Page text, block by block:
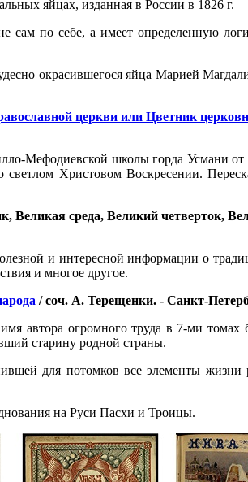
яйцах, изданная в России в 1826 г.
сам по себе, а имеет определенную
окрасившегося яйца Марией
церкви или Цветник
Мефодиевской школы горда Усмани
Христовом Воскресении.
Великая среда, Великий четверток,
и интересной информации о
и многое другое.
/ соч. А. Терещенки. - Санкт-
автора огромного труда в 7-ми
старину родной страны.
для потомков все элементы
на Руси Пасхи и Троицы.